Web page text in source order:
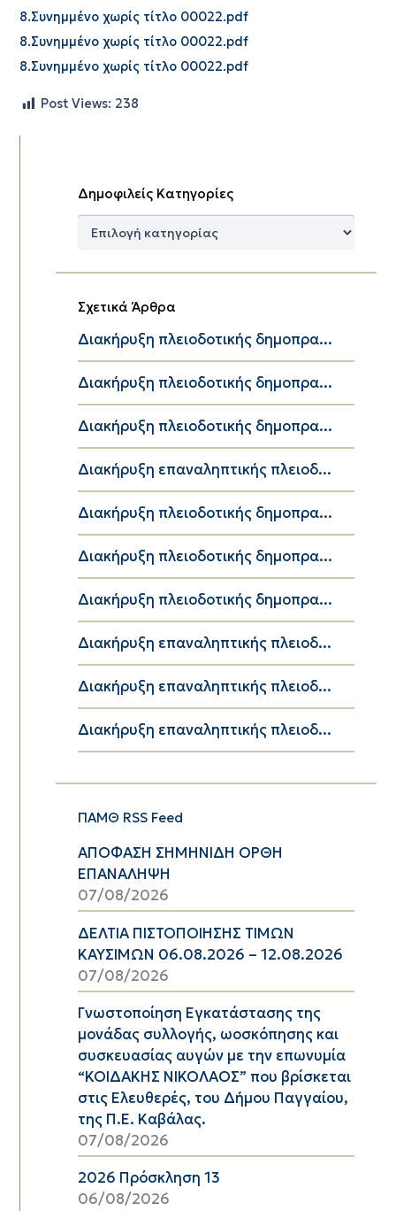
8.Συνημμένο χωρίς τίτλο 00022.pdf
8.Συνημμένο χωρίς τίτλο 00022.pdf
8.Συνημμένο χωρίς τίτλο 00022.pdf
Post Views: 238
Δημοφιλείς Κατηγορίες
Δημοφιλείς
Σχετικά Άρθρα
Διακήρυξη πλειοδοτικής δημοπρα...
Διακήρυξη πλειοδοτικής δημοπρα...
Διακήρυξη πλειοδοτικής δημοπρα...
Διακήρυξη επαναληπτικής πλειοδ...
Διακήρυξη πλειοδοτικής δημοπρα...
Διακήρυξη πλειοδοτικής δημοπρα...
Διακήρυξη πλειοδοτικής δημοπρα...
Διακήρυξη επαναληπτικής πλειοδ...
Διακήρυξη επαναληπτικής πλειοδ...
Διακήρυξη επαναληπτικής πλειοδ...
ΠΑΜΘ RSS Feed
ΑΠΟΦΑΣΗ ΣΗΜΗΝΙΔΗ ΟΡΘΗ
ΕΠΑΝΑΛΗΨΗ
07/08/2026
ΔΕΛΤΙΑ ΠΙΣΤΟΠΟΙΗΣΗΣ ΤΙΜΩΝ
ΚΑΥΣΙΜΩΝ 06.08.2026 – 12.08.2026
07/08/2026
Γνωστοποίηση Εγκατάστασης της
μονάδας συλλογής, ωοσκόπησης και
συσκευασίας αυγών με την επωνυμία
“ΚΟΙΔΑΚΗΣ ΝΙΚΟΛΑΟΣ” που βρίσκεται
στις Ελευθερές, του Δήμου Παγγαίου,
της Π.Ε. Καβάλας.
07/08/2026
2026 Πρόσκληση 13
06/08/2026